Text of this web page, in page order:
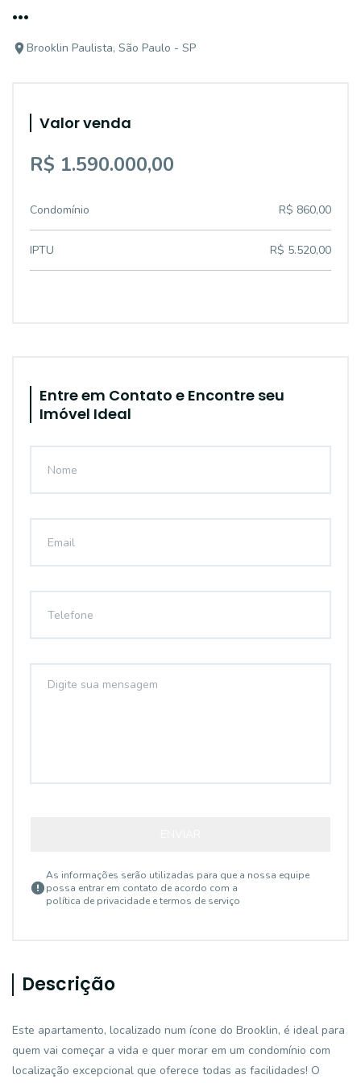
...
Brooklin Paulista, São Paulo - SP
Valor venda
R$ 1.590.000,00
Condomínio R$ 860,00
IPTU R$ 5.520,00
Entre em Contato e Encontre seu
Imóvel Ideal
As informações serão utilizadas para que a nossa equipe
possa entrar em contato de acordo com a
política de privacidade e termos de serviço
Descrição
Este apartamento, localizado num ícone do Brooklin, é ideal para
quem vai começar a vida e quer morar em um condomínio com
localização excepcional que oferece todas as facilidades! O